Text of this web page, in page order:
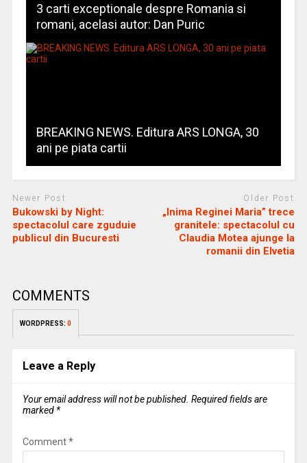
3 carti exceptionale despre Romania si
romani, acelasi autor: Dan Puric
BREAKING NEWS. Editura ARS LONGA, 30
ani pe piata cartii
Newer Post
Bukowski by Night:
spectacolul care zguduie
publicul din Bucuresti
Older Post
„Inima Reginei Maria” trece
granitele: spectacolul cu
Claudia Motea ajunge la
romanii din Elvetia
COMMENTS
WORDPRESS: 0
Leave a Reply
Your email address will not be published. Required fields are
marked *
Comment*